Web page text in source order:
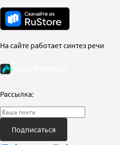
На сайте работает синтез речи
Рассылка:
Подписаться